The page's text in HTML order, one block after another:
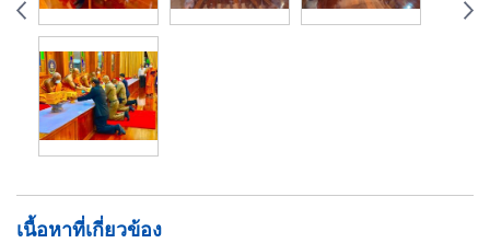
เนื้อหาที่เกี่ยวข้อง